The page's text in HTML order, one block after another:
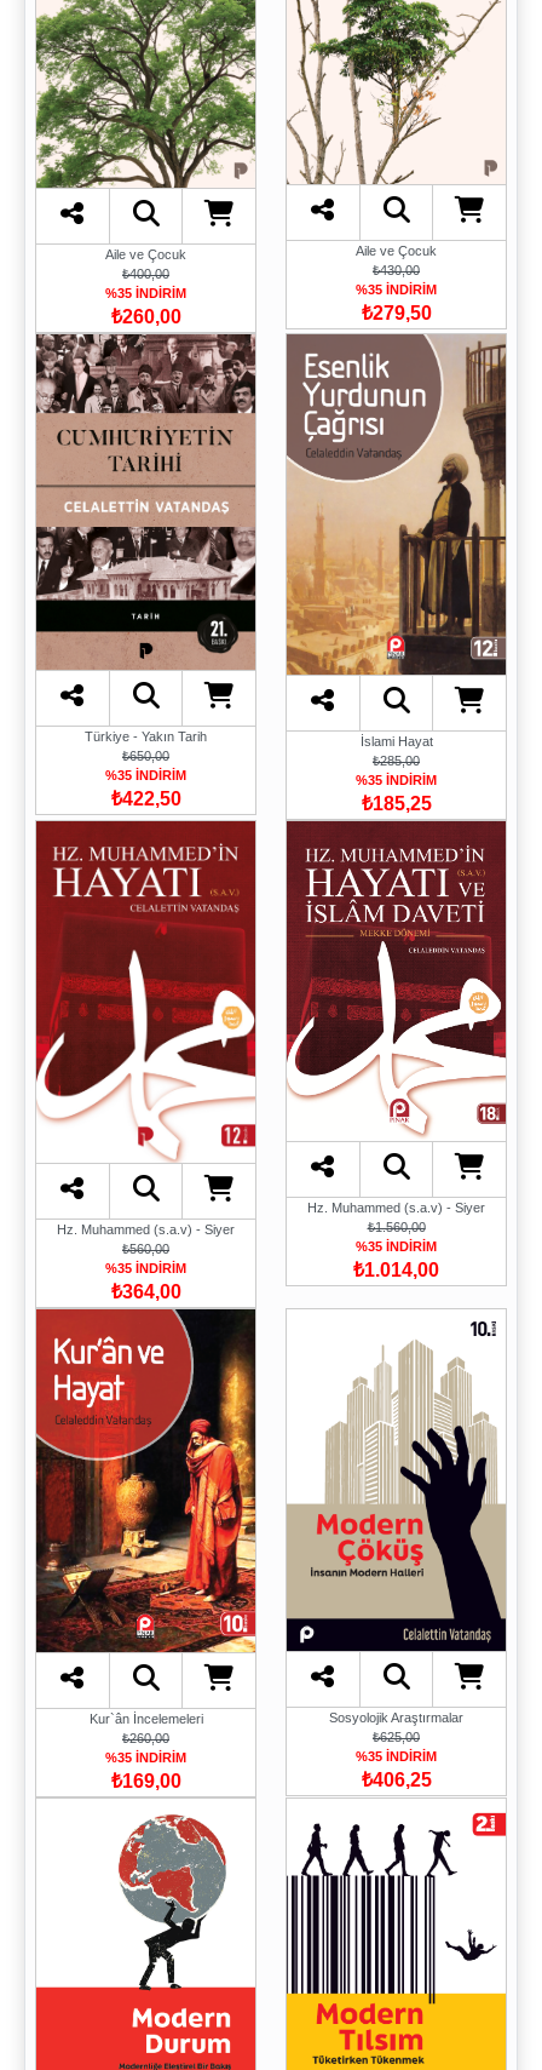
Aile ve Çocuk
₺400,00
%35 İNDİRİM
₺260,00
Aile ve Çocuk
₺430,00
%35 İNDİRİM
₺279,50
Türkiye - Yakın Tarih
₺650,00
%35 İNDİRİM
₺422,50
İslami Hayat
₺285,00
%35 İNDİRİM
₺185,25
Hz. Muhammed (s.a.v) - Siyer
₺560,00
%35 İNDİRİM
₺364,00
Hz. Muhammed (s.a.v) - Siyer
₺1.560,00
%35 İNDİRİM
₺1.014,00
Kur`ân İncelemeleri
₺260,00
%35 İNDİRİM
₺169,00
Sosyolojik Araştırmalar
₺625,00
%35 İNDİRİM
₺406,25